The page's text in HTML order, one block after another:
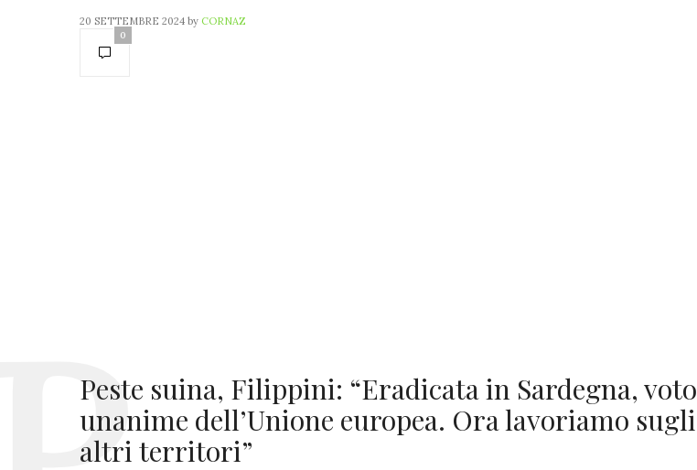
20 SETTEMBRE 2024 by CORNAZ
0
Peste suina, Filippini: “Eradicata in Sardegna, voto
unanime dell’Unione europea. Ora lavoriamo sugli
altri territori”